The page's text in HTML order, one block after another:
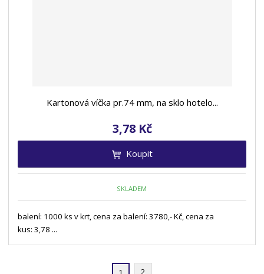
Kartonová víčka pr.74 mm, na sklo hotelo...
3,78 Kč
Koupit
SKLADEM
balení: 1000 ks v krt, cena za balení: 3780,- Kč, cena za
kus: 3,78 ...
2